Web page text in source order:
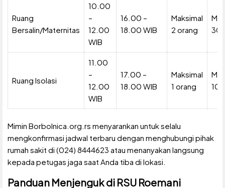
Ruang
Bersalin/Maternitas
10.00
–
12.00
WIB
16.00 –
18.00 WIB
Maksimal
2 orang
30
Ruang Isolasi
11.00
–
12.00
WIB
17.00 –
18.00 WIB
Maksimal
1 orang
10
Mimin Borbolnica.org.rs menyarankan untuk selalu
mengkonfirmasi jadwal terbaru dengan menghubungi pihak
rumah sakit di (024) 8444623 atau menanyakan langsung
kepada petugas jaga saat Anda tiba di lokasi.
Panduan Menjenguk di RSU Roemani